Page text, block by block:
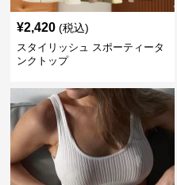
¥2,420 (税込)
スタイリッシュ スポーティータ
ンクトップ